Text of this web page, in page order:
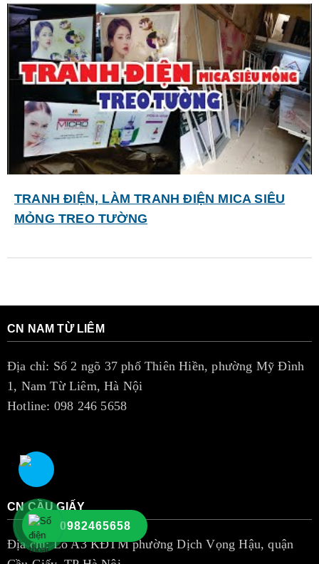
TRANH ĐIỆN, LÀM TRANH ĐIỆN MICA SIÊU
MỎNG TREO TƯỜNG
CN NAM TỪ LIÊM
Địa chỉ: Số 2 ngõ 37 phố Thiên Hiền, phường Mỹ Đình
1, Nam Từ Liêm, Hà Nội
Hotline: 098 246 5658
CN CẦU GIẤY
Địa chỉ: Lô A3 KĐTM phường Dịch Vọng Hậu, quận
0982465658